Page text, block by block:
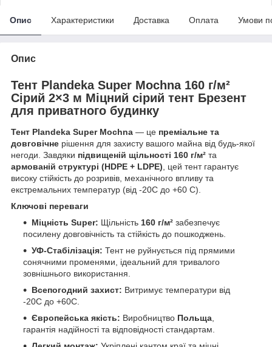
Опис Характеристики Доставка Оплата Умови
Опис
Тент Plandeka Super Mochna 160 г/м²
Сірий 2×3 м Міцний сірий тент Брезент
для приватного будинку
Тент Plandeka Super Mochna — це преміальне та
довговічне рішення для захисту вашого майна від будь-якої
негоди. Завдяки підвищеній щільності 160 г/м² та
армованій структурі (HDPE + LDPE), цей тент гарантує
високу стійкість до розривів, механічного впливу та
екстремальних температур (від -20C до +60 C).
Ключові переваги
Міцність Super: Щільність 160 г/м² забезпечує
посилену довговічність та стійкість до пошкоджень.
УФ-Стабілізація: Тент не руйнується під прямими
сонячними променями, ідеальний для тривалого
зовнішнього використання.
Всепогодний захист: Витримує температури від
-20C до +60C.
Європейська якість: Виробництво Польща,
гарантія надійності та відповідності стандартам.